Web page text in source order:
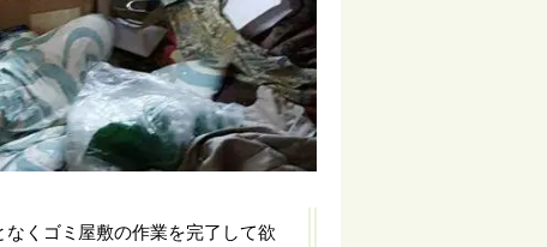
くゴミ屋敷の作業を完了して欲